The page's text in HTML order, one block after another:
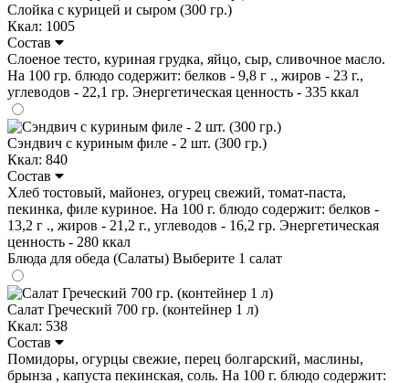
Слойка с курицей и сыром (300 гр.)
Ккал: 1005
Состав
Слоеное тесто, куриная грудка, яйцо, сыр, сливочное масло.
На 100 гр. блюдо содержит: белков - 9,8 г ., жиров - 23 г.,
углеводов - 22,1 гр. Энергетическая ценность - 335 ккал
Сэндвич с куриным филе - 2 шт. (300 гр.)
Ккал: 840
Состав
Хлеб тостовый, майонез, огурец свежий, томат-паста,
пекинка, филе куриное. На 100 г. блюдо содержит: белков -
13,2 г ., жиров - 21,2 г., углеводов - 16,2 гр. Энергетическая
ценность - 280 ккал
Блюда для обеда (Салаты) Выберите 1 салат
Салат Греческий 700 гр. (контейнер 1 л)
Ккал: 538
Состав
Помидоры, огурцы свежие, перец болгарский, маслины,
брынза , капуста пекинская, соль. На 100 г. блюдо содержит: